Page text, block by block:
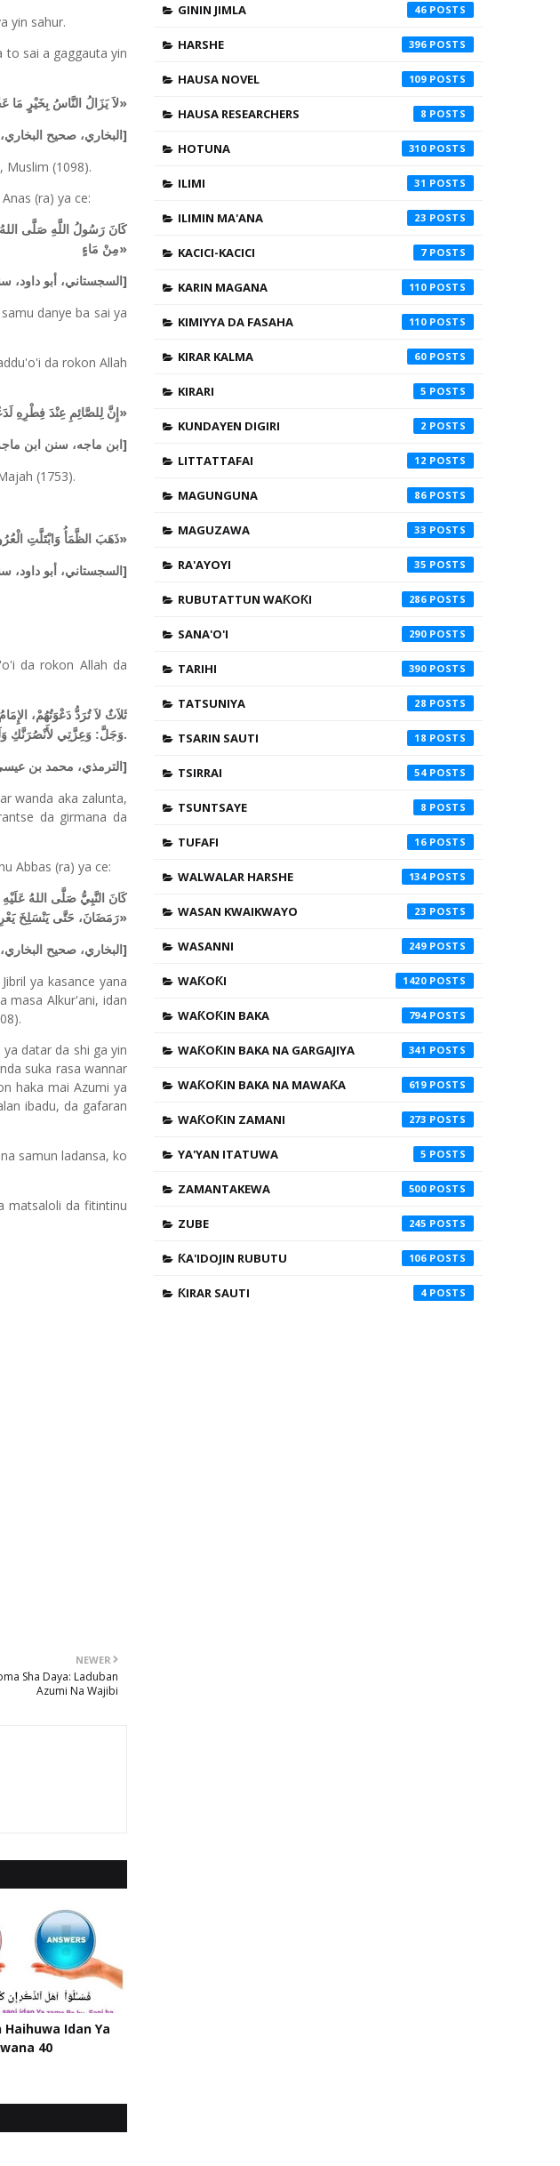
yin sahur.
to sai a gaggauta yin
لاَ يَزَالُ النَّاسُ بِخَيْرٍ مَا»
البخاري، صحيح البخاري، ٣٦/٣ ]
Muslim (1098).
(ra) ya ce:
كَانَ رَسُولُ اللَّهِ صَلَّى
مِنْ مَاءٍ»
السجستاني، أبو داود، سنن ]
danye ba sai ya
da rokon Allah
إِنَّ لِلصَّائِمِ عِنْدَ فِطْرِهِ »
ابن ماجه، سنن ابن ماجه، ]
(1753).
ذَهَبَ الظَّمَأُ وَابْتَلَّتِ»
السجستاني، أبو داود، سنن ]
da rokon Allah da
ثَلاَثٌ لاَ تُرَدُّ دَعْوَتُهُمْ،
وَجَلَّ: وَعِزَّتِي لأَنْصُرَنَّكِ.
الترمذي، محمد بن ]
wanda aka zalunta,
da girmana da
Abbas (ra) ya ce:
كَانَ النَّبِيُّ صَلَّى اللهُ
رَمَضَانَ، حَتَّى يَنْسَلِخَ»
البخاري، صحيح البخاري، ١٨٦/٦ ]
ya kasance yana
masa Alkur'ani, idan
datar da shi ga yin
suka rasa wannar
haka mai Azumi ya
ibadu, da gafaran
samun ladansa, ko
matsaloli da fitintinu
NEWER
Sha Daya: Laduban
Azumi Na Wajibi
Haihuwa Idan Ya
40
GININ JIMLA 46
HARSHE 396
HAUSA NOVEL 109
HAUSA RESEARCHERS 8
HOTUNA 310
ILIMI 31
ILIMIN MA'ANA 23
KACICI-KACICI 7
KARIN MAGANA 110
KIMIYYA DA FASAHA 110
KIRAR KALMA 60
KIRARI 5
KUNDAYEN DIGIRI 2
LITTATTAFAI 12
MAGUNGUNA 86
MAGUZAWA 33
RA'AYOYI 35
RUBUTATTUN WAƘOƘI 286
SANA'O'I 290
TARIHI 390
TATSUNIYA 28
TSARIN SAUTI 18
TSIRRAI 54
TSUNTSAYE 8
TUFAFI 16
WALWALAR HARSHE 134
WASAN KWAIKWAYO 23
WASANNI 249
WAƘOƘI 1420
WAƘOƘIN BAKA 794
WAƘOƘIN BAKA NA GARGAJIYA 341
WAƘOƘIN BAKA NA MAWAƘA 619
WAƘOƘIN ZAMANI 273
YA'YAN ITATUWA 5
ZAMANTAKEWA 500
ZUBE 245
ƘA'IDOJIN RUBUTU 106
ƘIRAR SAUTI 4